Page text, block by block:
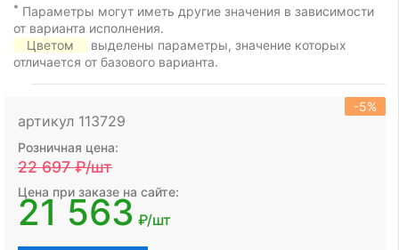
* Параметры могут иметь другие значения в зависимости
от варианта исполнения.
Цветом
выделены параметры, значение которых
отличается от базового варианта.
артикул 113729
-5%
Розничная цена:
22 697₽/шт
Цена при заказе на сайте:
21 563 ₽/шт